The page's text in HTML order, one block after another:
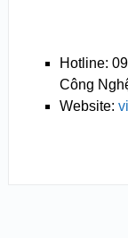
Hotline:
Công
Website: